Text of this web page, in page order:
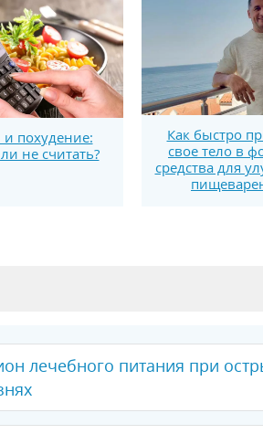
похудение:
не считать?
Как быстро
свое тело в
средства для
лечебного питания при